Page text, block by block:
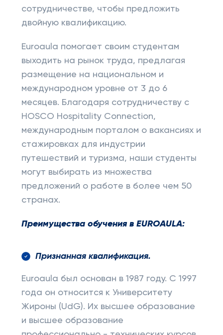
сотрудничестве, чтобы предложить
двойную квалификацию.
Euroaula помогает своим студентам
выходить на рынок труда, предлагая
размещение на национальном и
международном уровне от 3 до 6
месяцев. Благодаря сотрудничеству с
HOSCO Hospitality Connection,
международным порталом о вакансиях и
стажировках для индустрии
путешествий и туризма, наши студенты
могут выбирать из множества
предложений о работе в более чем 50
странах.
Преимущества обучения в EUROAULA:
Признанная квалификация.
Euroaula был основан в 1987 году. С 1997
года он относится к Университету
Жироны (UdG). Их высшее образование
и высшее образование